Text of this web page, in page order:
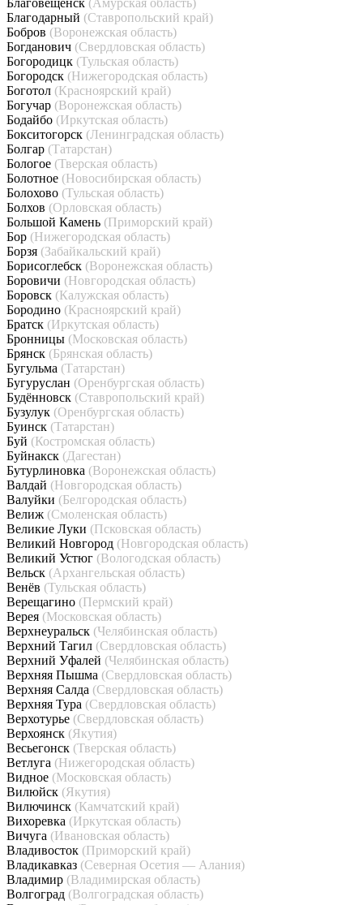
Благовещенск (Амурская область)
Благодарный (Ставропольский край)
Бобров (Воронежская область)
Богданович (Свердловская область)
Богородицк (Тульская область)
Богородск (Нижегородская область)
Боготол (Красноярский край)
Богучар (Воронежская область)
Бодайбо (Иркутская область)
Бокситогорск (Ленинградская область)
Болгар (Татарстан)
Бологое (Тверская область)
Болотное (Новосибирская область)
Болохово (Тульская область)
Болхов (Орловская область)
Большой Камень (Приморский край)
Бор (Нижегородская область)
Борзя (Забайкальский край)
Борисоглебск (Воронежская область)
Боровичи (Новгородская область)
Боровск (Калужская область)
Бородино (Красноярский край)
Братск (Иркутская область)
Бронницы (Московская область)
Брянск (Брянская область)
Бугульма (Татарстан)
Бугуруслан (Оренбургская область)
Будённовск (Ставропольский край)
Бузулук (Оренбургская область)
Буинск (Татарстан)
Буй (Костромская область)
Буйнакск (Дагестан)
Бутурлиновка (Воронежская область)
Валдай (Новгородская область)
Валуйки (Белгородская область)
Велиж (Смоленская область)
Великие Луки (Псковская область)
Великий Новгород (Новгородская область)
Великий Устюг (Вологодская область)
Вельск (Архангельская область)
Венёв (Тульская область)
Верещагино (Пермский край)
Верея (Московская область)
Верхнеуральск (Челябинская область)
Верхний Тагил (Свердловская область)
Верхний Уфалей (Челябинская область)
Верхняя Пышма (Свердловская область)
Верхняя Салда (Свердловская область)
Верхняя Тура (Свердловская область)
Верхотурье (Свердловская область)
Верхоянск (Якутия)
Весьегонск (Тверская область)
Ветлуга (Нижегородская область)
Видное (Московская область)
Вилюйск (Якутия)
Вилючинск (Камчатский край)
Вихоревка (Иркутская область)
Вичуга (Ивановская область)
Владивосток (Приморский край)
Владикавказ (Северная Осетия — Алания)
Владимир (Владимирская область)
Волгоград (Волгоградская область)